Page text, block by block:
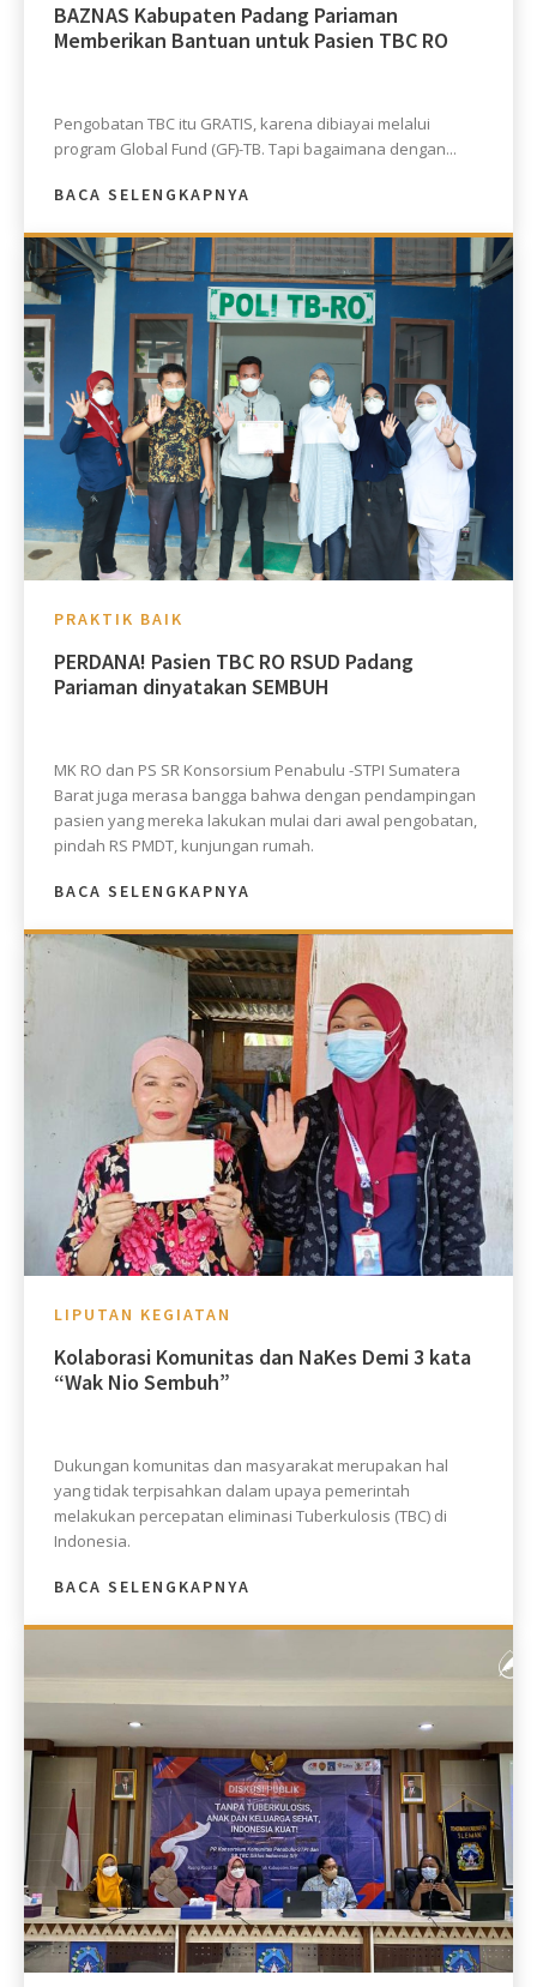
BAZNAS Kabupaten Padang Pariaman
Memberikan Bantuan untuk Pasien TBC RO
Pengobatan TBC itu GRATIS, karena dibiayai melalui
program Global Fund (GF)-TB. Tapi bagaimana dengan...
BACA SELENGKAPNYA
PRAKTIK BAIK
PERDANA! Pasien TBC RO RSUD Padang
Pariaman dinyatakan SEMBUH
MK RO dan PS SR Konsorsium Penabulu -STPI Sumatera
Barat juga merasa bangga bahwa dengan pendampingan
pasien yang mereka lakukan mulai dari awal pengobatan,
pindah RS PMDT, kunjungan rumah.
BACA SELENGKAPNYA
LIPUTAN KEGIATAN
Kolaborasi Komunitas dan NaKes Demi 3 kata
“Wak Nio Sembuh”
Dukungan komunitas dan masyarakat merupakan hal
yang tidak terpisahkan dalam upaya pemerintah
melakukan percepatan eliminasi Tuberkulosis (TBC) di
Indonesia.
BACA SELENGKAPNYA